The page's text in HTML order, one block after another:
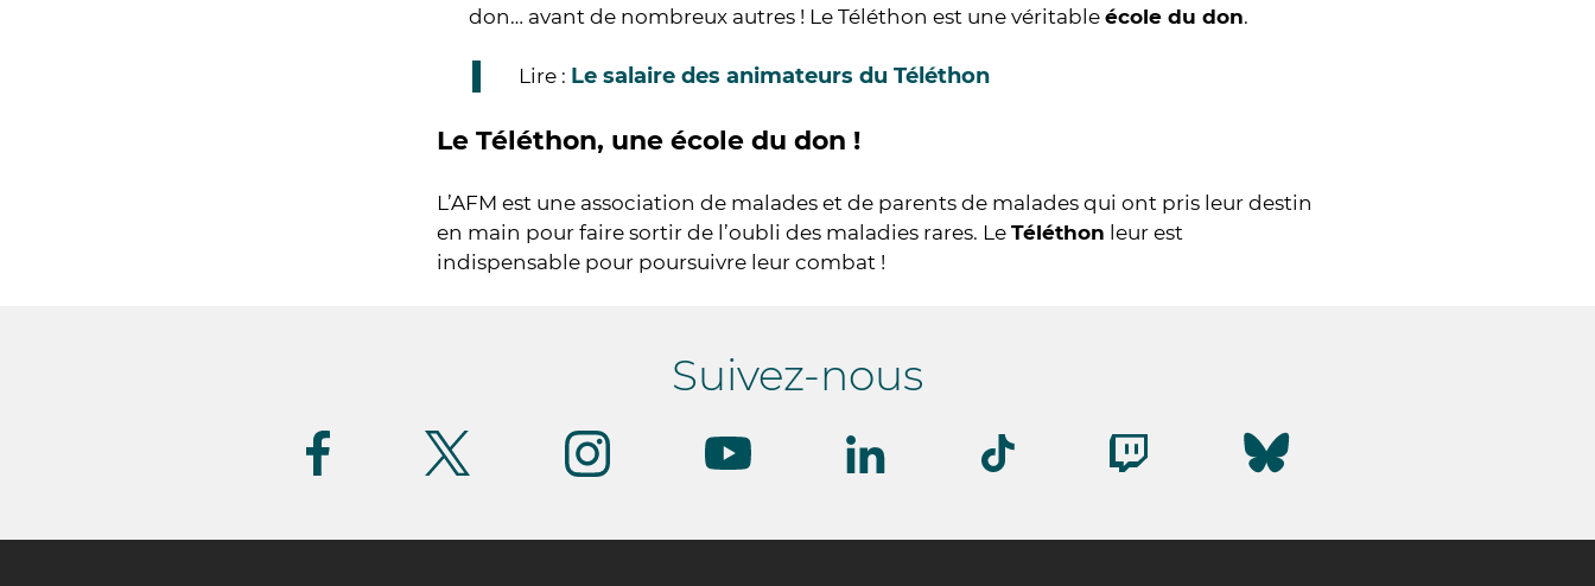
don… avant de nombreux autres ! Le Téléthon est une véritable école du don.
Lire : Le salaire des animateurs du Téléthon
Le Téléthon, une école du don !
L’AFM est une association de malades et de parents de malades qui ont pris leur destin
en main pour faire sortir de l’oubli des maladies rares. Le Téléthon leur est
indispensable pour poursuivre leur combat !
Suivez-nous